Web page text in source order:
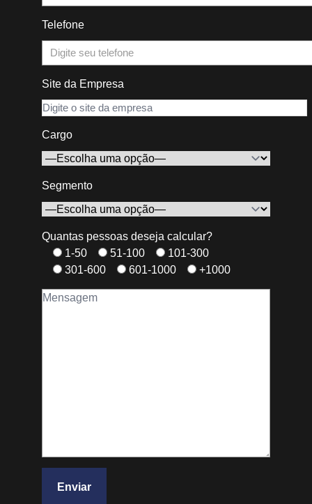
Telefone
Site da Empresa
Cargo
Segmento
Quantas pessoas deseja calcular?
1-50
51-100
101-300
301-600
601-1000 +1000